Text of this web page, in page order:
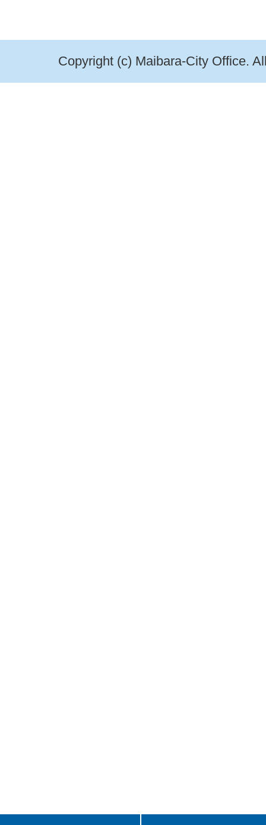
Copyright (c) Maibara-City Office.